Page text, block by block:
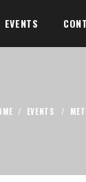
EVENTS
/ EVENTS /